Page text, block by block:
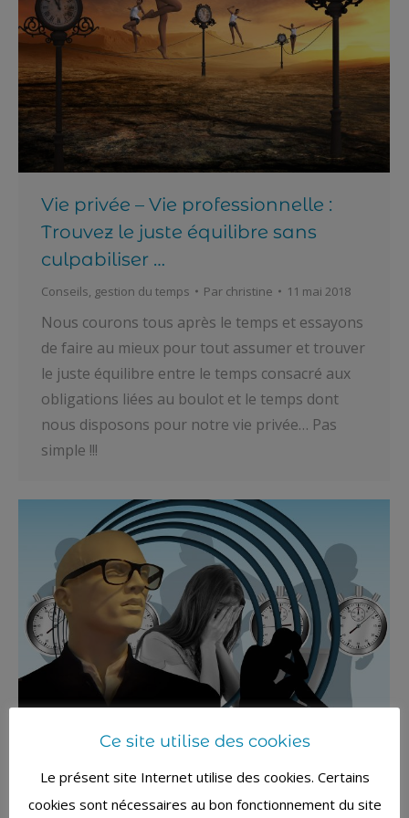
Vie privée – Vie professionnelle :
Trouvez le juste équilibre sans
culpabiliser …
Conseils, gestion du temps Par christine 11 mai 2018
Nous courons tous après le temps et essayons
de faire au mieux pour tout assumer et trouver
le juste équilibre entre le temps consacré aux
obligations liées au boulot et le temps dont
nous disposons pour notre vie privée… Pas
simple !!!
BURN IN ET BURN OUT – AGISSEZ
ET ANTICIPEZ LES DEBOIRES EN
Ce site utilise des cookies
Le présent site Internet utilise des cookies. Certains
cookies sont nécessaires au bon fonctionnement du site